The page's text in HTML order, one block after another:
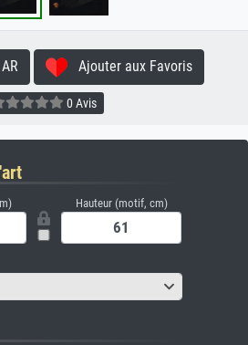
Ajouter aux Favoris
0 Avis
Hauteur (motif, cm)